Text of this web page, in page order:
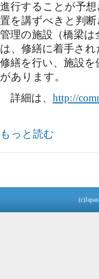
進行することが予
置を講ずべきと判
管理の施設（橋梁
は、修繕に着手さ
修繕を行い、施設
があります。
詳細は、 http://
「2019インフラ健康診断書（試行
もっと読む